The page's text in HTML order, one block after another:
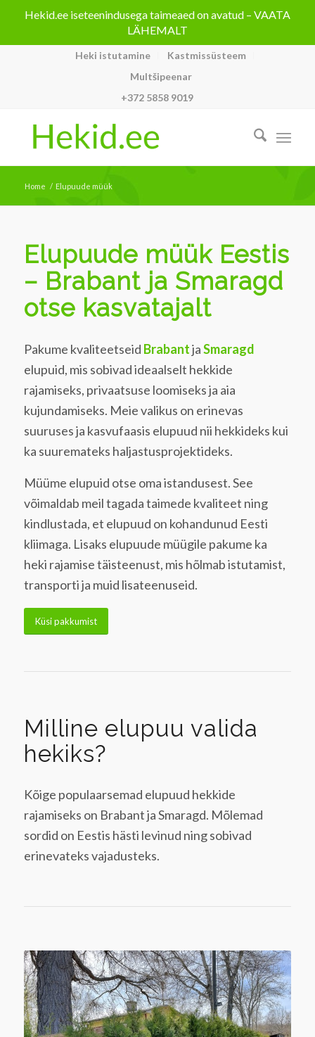
Hekid.ee iseteenindusega taimeaed on avatud – VAATA
LÄHEMALT
Heki istutamine
Kastmissüsteem
Multšipeenar
+372 5858 9019
Home / Elupuude müük
Elupuude müük Eestis
– Brabant ja Smaragd
otse kasvatajalt
Pakume kvaliteetseid BrabantjaSmaragd
elupuid, mis sobivad ideaalselt hekkide
rajamiseks, privaatsuse loomiseks ja aia
kujundamiseks. Meie valikus on erinevas
suuruses ja kasvufaasis elupuud nii hekkideks kui
ka suuremateks haljastusprojektideks.
Müüme elupuid otse oma istandusest. See
võimaldab meil tagada taimede kvaliteet ning
kindlustada, et elupuud on kohandunud Eesti
kliimaga. Lisaks elupuude müügile pakume ka
heki rajamise täisteenust, mis hõlmab istutamist,
transporti ja muid lisateenuseid.
Küsi pakkumist
Milline elupuu valida
hekiks?
Kõige populaarsemad elupuud hekkide
rajamiseks on Brabant ja Smaragd. Mõlemad
sordid on Eestis hästi levinud ning sobivad
erinevateks vajadusteks.